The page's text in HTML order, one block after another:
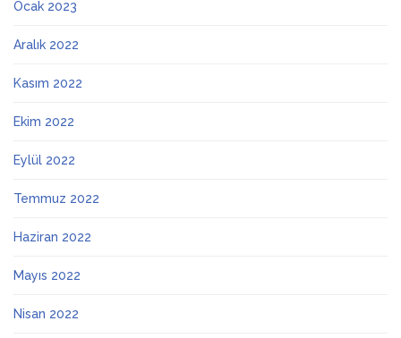
Ocak 2023
Aralık 2022
Kasım 2022
Ekim 2022
Eylül 2022
Temmuz 2022
Haziran 2022
Mayıs 2022
Nisan 2022